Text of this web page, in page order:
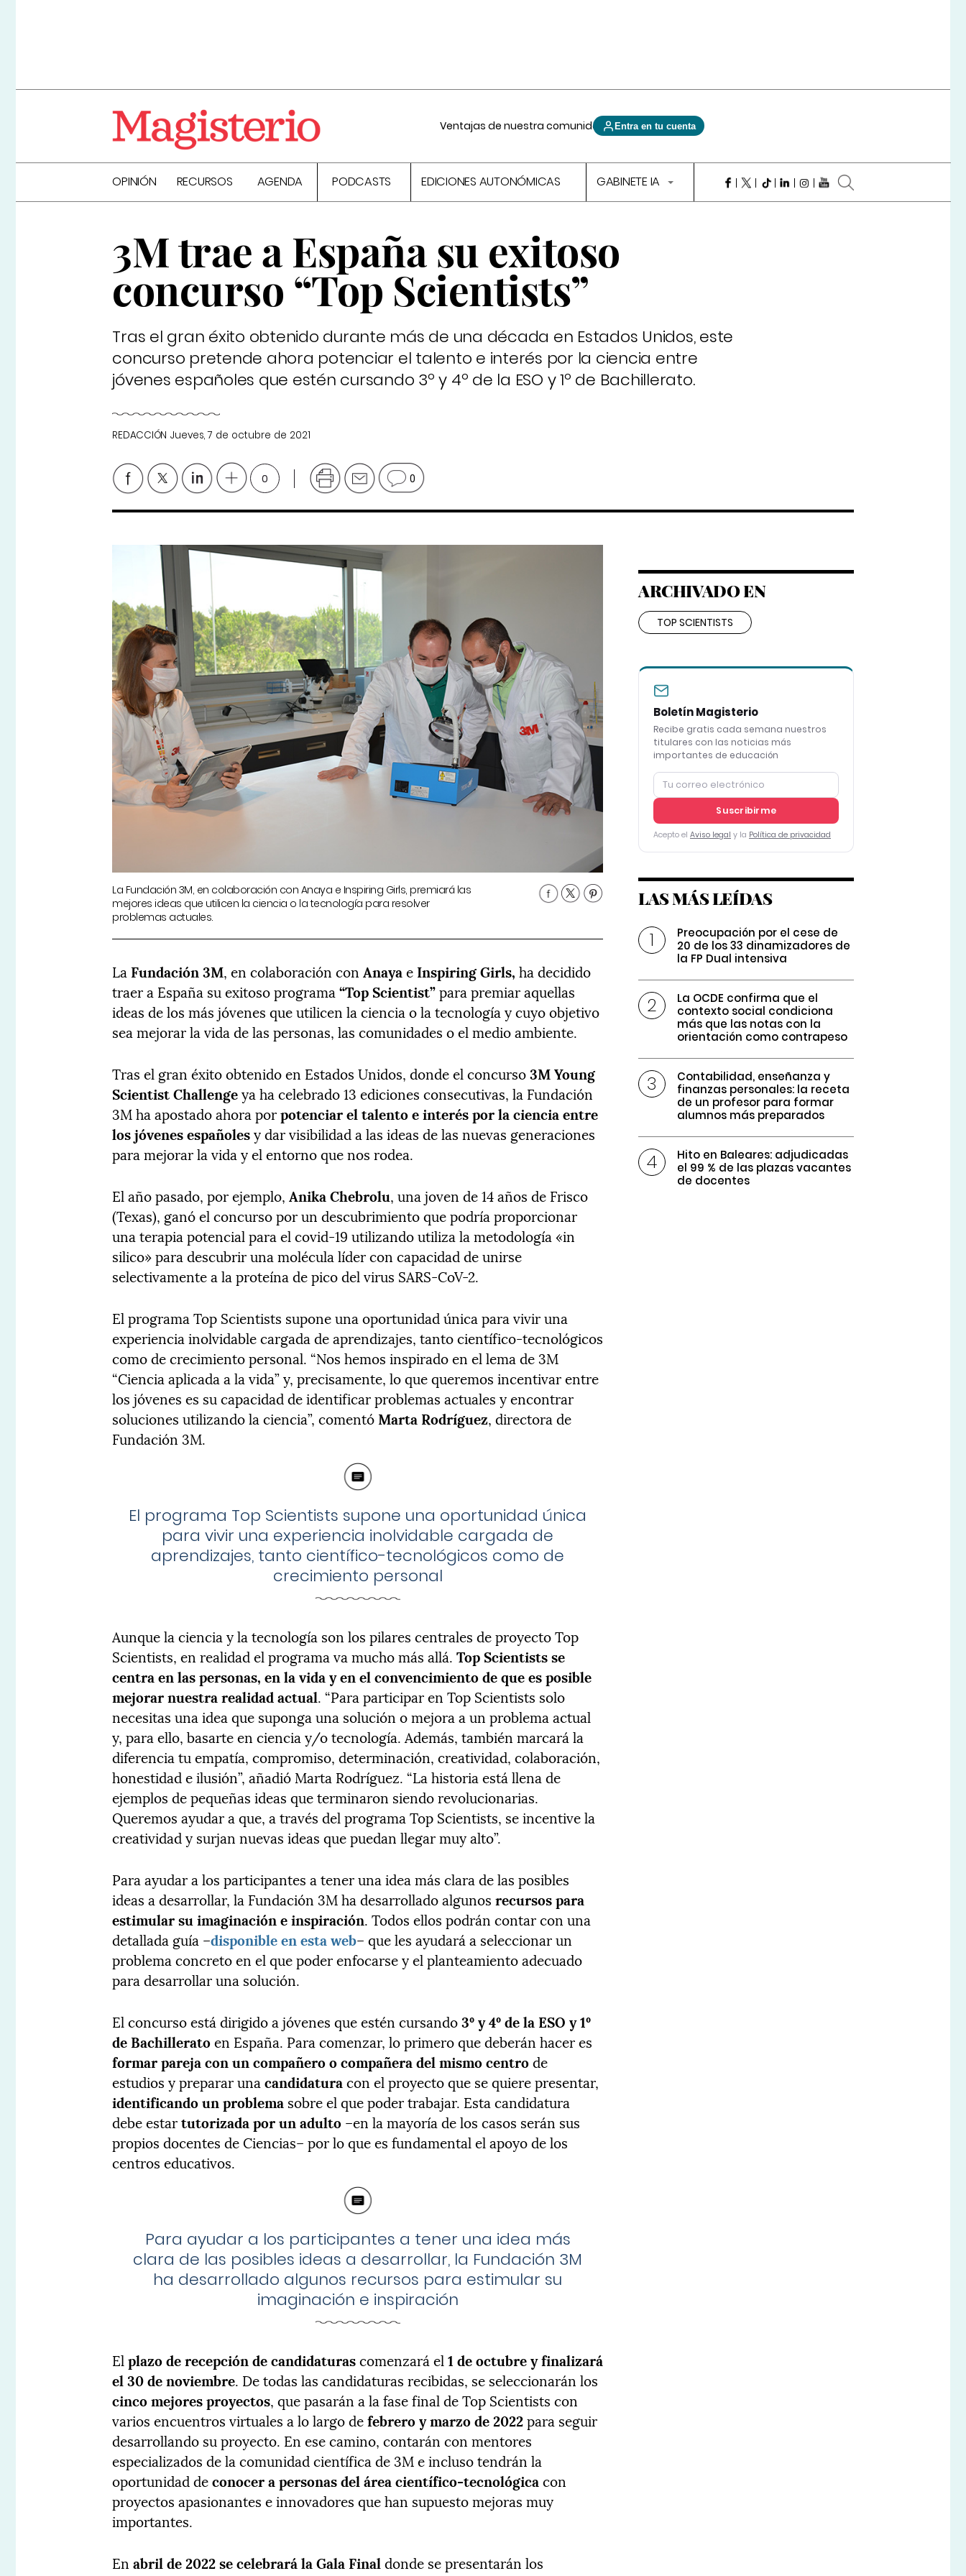
Ventajas de nuestra comunidad Entra en tu cuenta
OPINIÓN RECURSOS AGENDA PODCASTS EDICIONES AUTONÓMICAS GABINETE IA
3M trae a España su exitoso
concurso “Top Scientists”
Tras el gran éxito obtenido durante más de una década en Estados Unidos, este
concurso pretende ahora potenciar el talento e interés por la ciencia entre
jóvenes españoles que estén cursando 3º y 4º de la ESO y 1º de Bachillerato.
REDACCIÓN Jueves, 7 de octubre de 2021
0 0
La Fundación 3M, en colaboración con Anaya e Inspiring Girls, premiará las
mejores ideas que utilicen la ciencia o la tecnología para resolver
problemas actuales.
La Fundación 3M, en colaboración conAnayae Inspiring Girls, ha decidido
traer a España su exitoso programa“Top Scientist”para premiar aquellas
ideas de los más jóvenes que utilicen la ciencia o la tecnología y cuyo objetivo
sea mejorar la vida de las personas, las comunidades o el medio ambiente.
Tras el gran éxito obtenido en Estados Unidos, donde el concurso3M Young
Scientist Challengeya ha celebrado 13 ediciones consecutivas, la Fundación
3M ha apostado ahora porpotenciar el talento e interés por la ciencia entre
los jóvenes españolesy dar visibilidad a las ideas de las nuevas generaciones
para mejorar la vida y el entorno que nos rodea.
El año pasado, por ejemplo,Anika Chebrolu, una joven de 14 años de Frisco
(Texas), ganó el concurso por un descubrimiento que podría proporcionar
una terapia potencial para el covid-19 utilizando utiliza la metodología «in
silico» para descubrir una molécula líder con capacidad de unirse
selectivamente a la proteína de pico del virus SARS-CoV-2.
El programa Top Scientists supone una oportunidad única para vivir una
experiencia inolvidable cargada de aprendizajes, tanto científico-tecnológicos
como de crecimiento personal. “Nos hemos inspirado en el lema de 3M
“Ciencia aplicada a la vida” y, precisamente, lo que queremos incentivar entre
los jóvenes es su capacidad de identificar problemas actuales y encontrar
soluciones utilizando la ciencia”, comentó Marta Rodríguez, directora de
Fundación 3M.
El programa Top Scientists supone una oportunidad única
para vivir una experiencia inolvidable cargada de
aprendizajes, tanto científico-tecnológicos como de
crecimiento personal
Aunque la ciencia y la tecnología son los pilares centrales de proyecto Top
Scientists, en realidad el programa va mucho más allá.Top Scientists se
centra en las personas, en la vida y en el convencimiento de que es posible
mejorar nuestra realidad actual. “Para participar en Top Scientists solo
necesitas una idea que suponga una solución o mejora a un problema actual
y, para ello, basarte en ciencia y/o tecnología. Además, también marcará la
diferencia tu empatía, compromiso, determinación, creatividad, colaboración,
honestidad e ilusión”, añadió Marta Rodríguez. “La historia está llena de
ejemplos de pequeñas ideas que terminaron siendo revolucionarias.
Queremos ayudar a que, a través del programa Top Scientists, se incentive la
creatividad y surjan nuevas ideas que puedan llegar muy alto”.
Para ayudar a los participantes a tener una idea más clara de las posibles
ideas a desarrollar, la Fundación 3M ha desarrollado algunosrecursos para
estimular su imaginación e inspiración. Todos ellos podrán contar con una
detallada guía –disponible en esta web– que les ayudará a seleccionar un
problema concreto en el que poder enfocarse y el planteamiento adecuado
para desarrollar una solución.
El concurso está dirigido a jóvenes que estén cursando3º y 4º de la ESO y 1º
de Bachilleratoen España. Para comenzar, lo primero que deberán hacer es
formar pareja con un compañero o compañera del mismo centrode
estudios y preparar unacandidaturacon el proyecto que se quiere presentar,
identificando un problema sobre el que poder trabajar. Esta candidatura
debe estartutorizada por un adulto –en la mayoría de los casos serán sus
propios docentes de Ciencias– por lo que es fundamental el apoyo de los
centros educativos.
Para ayudar a los participantes a tener una idea más
clara de las posibles ideas a desarrollar, la Fundación 3M
ha desarrollado algunos recursos para estimular su
imaginación e inspiración
Elplazo de recepción de candidaturascomenzará el1 de octubre y finalizará
el 30 de noviembre. De todas las candidaturas recibidas, se seleccionarán los
cinco mejores proyectos, que pasarán a la fase final de Top Scientists con
varios encuentros virtuales a lo largo defebrero y marzo de 2022para seguir
desarrollando su proyecto. En ese camino, contarán con mentores
especializados de la comunidad científica de 3M e incluso tendrán la
oportunidad deconocer a personas del área científico-tecnológicacon
proyectos apasionantes e innovadores que han supuesto mejoras muy
importantes.
Enabril de 2022 se celebrará la Gala Finaldonde se presentarán los
ARCHIVADO EN
TOP SCIENTISTS
Boletín Magisterio
Recibe gratis cada semana nuestros
titulares con las noticias más
importantes de educación
Suscribirme
Acepto el Aviso legal y la Política de privacidad
LAS MÁS LEÍDAS
Preocupación por el cese de
20 de los 33 dinamizadores de
la FP Dual intensiva
La OCDE confirma que el
contexto social condiciona
más que las notas con la
orientación como contrapeso
Contabilidad, enseñanza y
finanzas personales: la receta
de un profesor para formar
alumnos más preparados
Hito en Baleares: adjudicadas
el 99 % de las plazas vacantes
de docentes